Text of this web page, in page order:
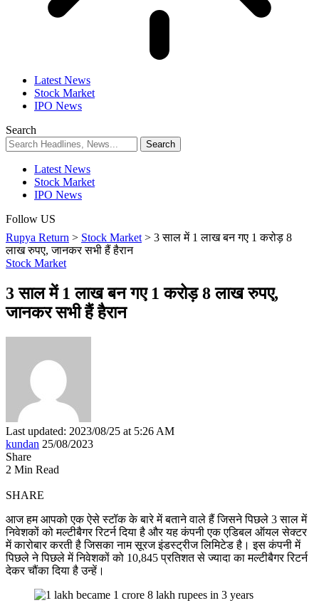
Latest News
Stock Market
IPO News
Search
Latest News
Stock Market
IPO News
Follow US
Rupya Return > Stock Market > 3 साल में 1 लाख बन गए 1 करोड़ 8
लाख रुपए, जानकर सभी हैं हैरान
Stock Market
3 साल में 1 लाख बन गए 1 करोड़ 8 लाख रुपए,
जानकर सभी हैं हैरान
Last updated: 2023/08/25 at 5:26 AM
kundan 25/08/2023
Share
2 Min Read
SHARE
आज हम आपको एक ऐसे स्टॉक के बारे में बताने वाले हैं जिसने पिछले 3 साल में
निवेशकों को मल्टीबैगर रिटर्न दिया है और यह कंपनी एक एडिबल ऑयल सेक्टर
में कारोबार करती है जिसका नाम सूरज इंडस्ट्रीज लिमिटेड है। इस कंपनी में
पिछले ने पिछले में निवेशकों को 10,845 प्रतिशत से ज्यादा का मल्टीबैगर रिटर्न
देकर चौंका दिया है उन्हें।